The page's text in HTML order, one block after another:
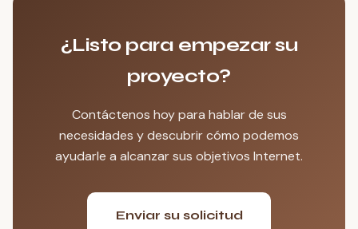
¿Listo para empezar su
proyecto?
Contáctenos hoy para hablar de sus
necesidades y descubrir cómo podemos
ayudarle a alcanzar sus objetivos Internet.
Enviar su solicitud